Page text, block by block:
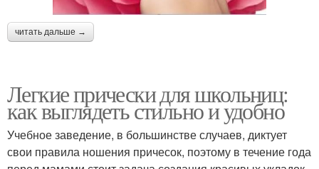
читать дальше →
Легкие прически для школьниц:
как выглядеть стильно и удобно
Учебное заведение, в большинстве случаев, диктует
свои правила ношения причесок, поэтому в течение года